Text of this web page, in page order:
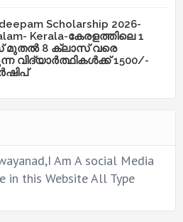
Scholarship 2026-
Kerala-കേരളത്തിലെ 1
മുതൽ 8 ക്ലാസ് വരെ
വിദ്യാർത്ഥികൾക്ക് 1500/-
Am A social Media
in this Website All Type